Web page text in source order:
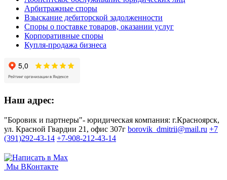
Арбитражные споры
Взыскание дебиторской задолженности
Споры о поставке товаров, оказании услуг
Корпоративные споры
Купля-продажа бизнеса
Наш адрес:
"Боровик и партнеры"- юридическая компания: г.Красноярск,
ул. Красной Гвардии 21, офис 307г borovik_dmitrii@mail.ru +7
(391)292-43-14 +7-908-212-43-14
Мы ВКонтакте